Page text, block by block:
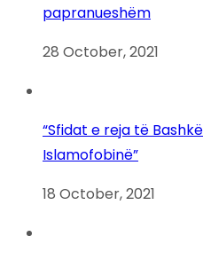
papranueshëm
28 October, 2021
“Sfidat e reja të
Islamofobinë”
18 October, 2021